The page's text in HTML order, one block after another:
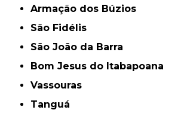
Armação dos Búzios
São Fidélis
São João da Barra
Bom Jesus do Itabapoana
Vassouras
Tanguá